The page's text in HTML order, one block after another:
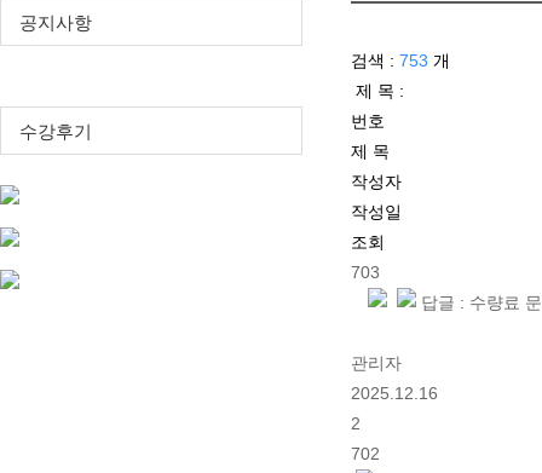
공지사항
수강후기
검색 : 753 개
제 목 :
번호
제 목
작성자
작성일
조회
703
답글 : 수량료
관리자
2025.12.16
2
702